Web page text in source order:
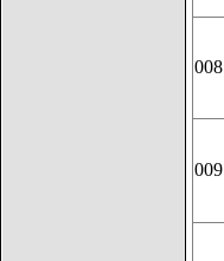
008
009